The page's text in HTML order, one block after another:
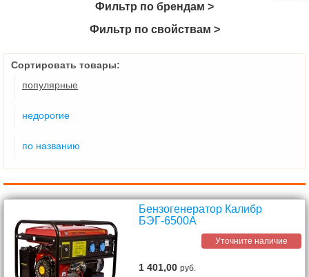
Фильтр по брендам >
Фильтр по свойствам >
Сортировать товары:
популярные
недорогие
по названию
Бензогенератор Калибр
БЭГ-6500А
Уточните наличие
1 401,00руб.